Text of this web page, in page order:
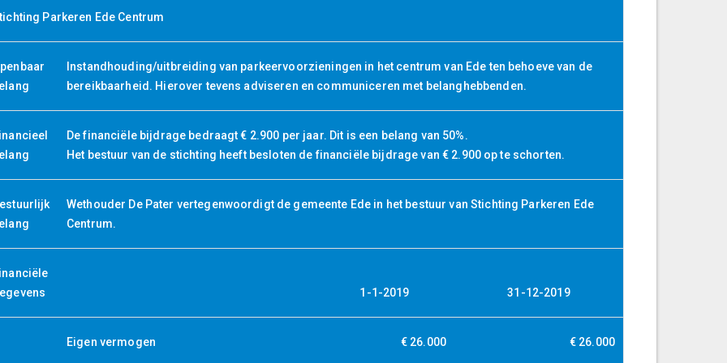
Parkeren Ede Centrum
Instandhouding/uitbreiding van parkeervoorzieningen in het centrum van Ede ten behoeve van de
bereikbaarheid. Hierover tevens adviseren en communiceren met belanghebbenden.
De financiële bijdrage bedraagt € 2.900 per jaar. Dit is een belang van 50%.
Het bestuur van de stichting heeft besloten de financiële bijdrage van € 2.900 op te schorten.
Wethouder De Pater vertegenwoordigt de gemeente Ede in het bestuur van Stichting Parkeren Ede
Centrum.
1-1-2019 31-12-2019
Eigen vermogen € 26.000 € 26.000